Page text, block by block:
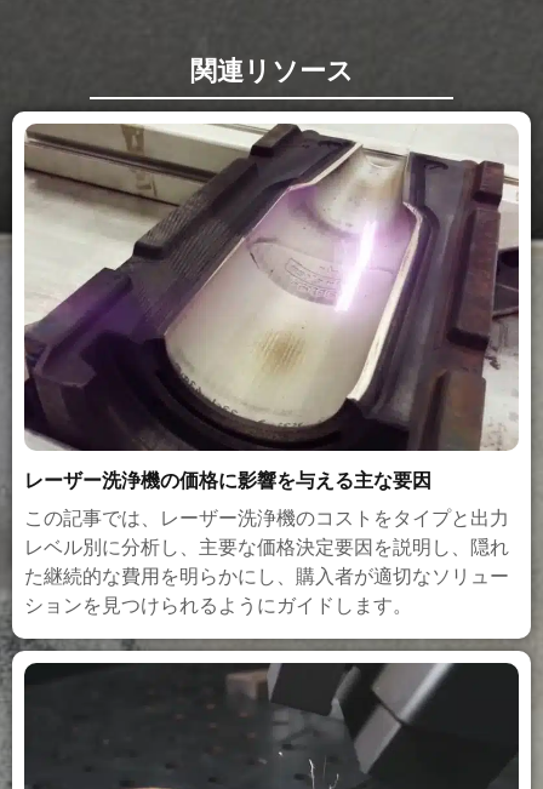
関連リソース
レーザー洗浄機の価格に影響を与える主な要因
この記事では、レーザー洗浄機のコストをタイプと出力
レベル別に分析し、主要な価格決定要因を説明し、隠れ
た継続的な費用を明らかにし、購入者が適切なソリュー
ションを見つけられるようにガイドします。